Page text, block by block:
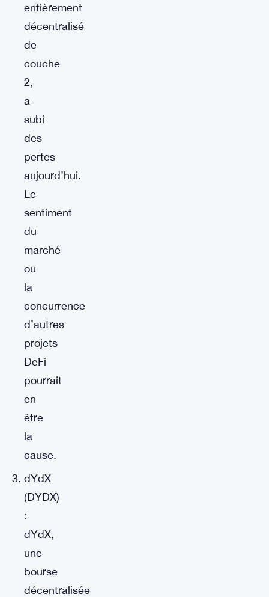
entièrement
décentralisé
de
couche
2,
a
subi
des
pertes
aujourd’hui.
Le
sentiment
du
marché
ou
la
concurrence
d’autres
projets
DeFi
pourrait
en
être
la
cause.
dYdX
(DYDX)
:
dYdX,
une
bourse
décentralisée